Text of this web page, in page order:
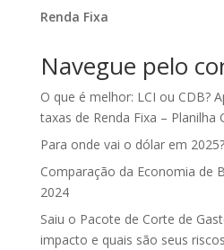
Renda Fixa
Navegue pelo
O que é melhor: LCI ou CDB?
taxas de Renda Fixa – Planilha
Para onde vai o dólar em 2025?
Comparação da Economia de
2024
Saiu o Pacote de Corte de
impacto e quais são seus